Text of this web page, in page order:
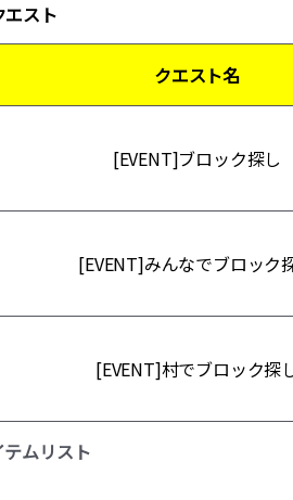
スト
クエスト名
[EVENT]ブロック探し
[EVENT]みんなでブロック
[EVENT]村でブロック探
テムリスト